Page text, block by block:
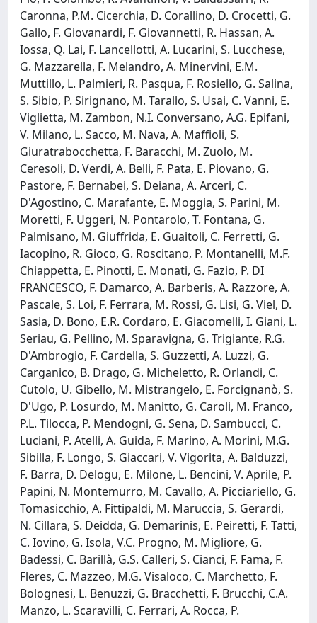
Caronna, P.M. Cicerchia, D. Corallino, D. Crocetti, G.
Gallo, F. Giovanardi, F. Giovannetti, R. Hassan, A.
Iossa, Q. Lai, F. Lancellotti, A. Lucarini, S. Lucchese,
G. Mazzarella, F. Melandro, A. Minervini, E.M.
Muttillo, L. Palmieri, R. Pasqua, F. Rosiello, G. Salina,
S. Sibio, P. Sirignano, M. Tarallo, S. Usai, C. Vanni, E.
Viglietta, M. Zambon, N.I. Conversano, A.G. Epifani,
V. Milano, L. Sacco, M. Nava, A. Maffioli, S.
Giuratrabocchetta, F. Baracchi, M. Zuolo, M.
Ceresoli, D. Verdi, A. Belli, F. Pata, E. Piovano, G.
Pastore, F. Bernabei, S. Deiana, A. Arceri, C.
D'Agostino, C. Marafante, E. Moggia, S. Parini, M.
Moretti, F. Uggeri, N. Pontarolo, T. Fontana, G.
Palmisano, M. Giuffrida, E. Guaitoli, C. Ferretti, G.
Iacopino, R. Gioco, G. Roscitano, P. Montanelli, M.F.
Chiappetta, E. Pinotti, E. Monati, G. Fazio, P. DI
FRANCESCO, F. Damarco, A. Barberis, A. Razzore, A.
Pascale, S. Loi, F. Ferrara, M. Rossi, G. Lisi, G. Viel, D.
Sasia, D. Bono, E.R. Cordaro, E. Giacomelli, I. Giani, L.
Seriau, G. Pellino, M. Sparavigna, G. Trigiante, R.G.
D'Ambrogio, F. Cardella, S. Guzzetti, A. Luzzi, G.
Carganico, B. Drago, G. Micheletto, R. Orlandi, C.
Cutolo, U. Gibello, M. Mistrangelo, E. Forcignanò, S.
D'Ugo, P. Losurdo, M. Manitto, G. Caroli, M. Franco,
P.L. Tilocca, P. Mendogni, G. Sena, D. Sambucci, C.
Luciani, P. Atelli, A. Guida, F. Marino, A. Morini, M.G.
Sibilla, F. Longo, S. Giaccari, V. Vigorita, A. Balduzzi,
F. Barra, D. Delogu, E. Milone, L. Bencini, V. Aprile, P.
Papini, N. Montemurro, M. Cavallo, A. Picciariello, G.
Tomasicchio, A. Fittipaldi, M. Maruccia, S. Gerardi,
N. Cillara, S. Deidda, G. Demarinis, E. Peiretti, F. Tatti,
C. Iovino, G. Isola, V.C. Progno, M. Migliore, G.
Badessi, C. Barillà, G.S. Calleri, S. Cianci, F. Fama, F.
Fleres, C. Mazzeo, M.G. Visaloco, C. Marchetto, F.
Bolognesi, L. Benuzzi, G. Bracchetti, F. Brucchi, C.A.
Manzo, L. Scaravilli, C. Ferrari, A. Rocca, P.